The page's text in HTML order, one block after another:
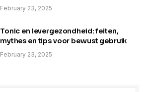
February 23, 2025
Tonic en levergezondheid: feiten,
mythes en tips voor bewust gebruik
February 23, 2025